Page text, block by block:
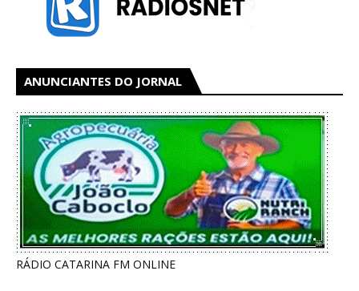
ANUNCIANTES DO JORNAL
RÁDIO CATARINA FM ONLINE